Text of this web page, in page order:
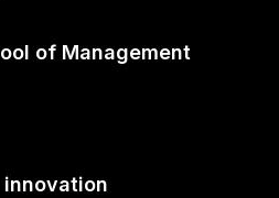
of Management